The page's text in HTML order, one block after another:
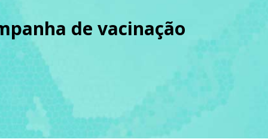
de vacinação